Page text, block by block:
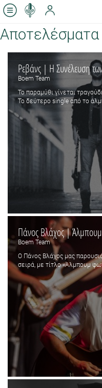
Ρεβάνς | Η Συνέλευση
Boem Team
Το παραμύθι γίνεται
Το δεύτερο single από το
Πάνος Βλάχος |
Boem Team
Ο Πάνος Βλάχος μας
σειρά, με τίτλο «Άλμπουμ